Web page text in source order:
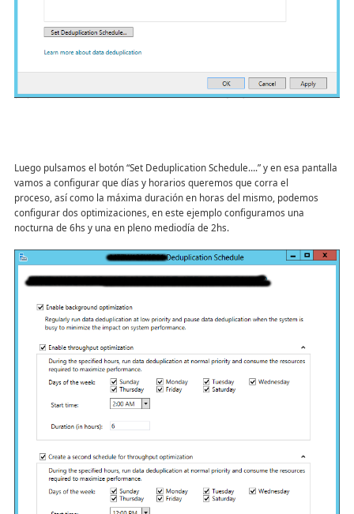
Luego pulsamos el botón “Set Deduplication Schedule….” y en esa pantalla
vamos a configurar que días y horarios queremos que corra el
proceso, así como la máxima duración en horas del mismo, podemos
configurar dos optimizaciones, en este ejemplo configuramos una
nocturna de 6hs y una en pleno mediodía de 2hs.